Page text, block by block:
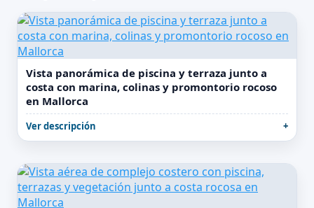
Vista panorámica de piscina y terraza junto a
costa con marina, colinas y promontorio rocoso
en Mallorca
Ver descripción